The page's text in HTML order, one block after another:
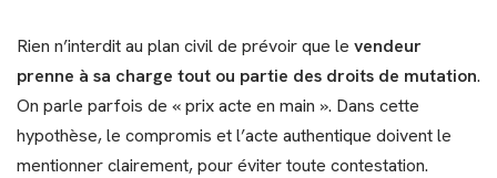
Rien n’interdit au plan civil de prévoir que le vendeur
prenne à sa charge tout ou partie des droits de mutation.
On parle parfois de « prix acte en main ». Dans cette
hypothèse, le compromis et l’acte authentique doivent le
mentionner clairement, pour éviter toute contestation.